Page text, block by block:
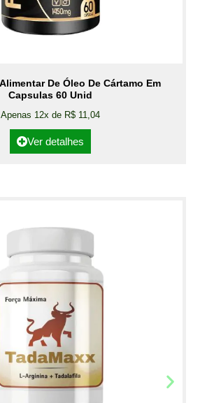
De Óleo De Cártamo Em
Capsulas 60 Unid
Apenas 12x de R$ 11,04
Ver detalhes